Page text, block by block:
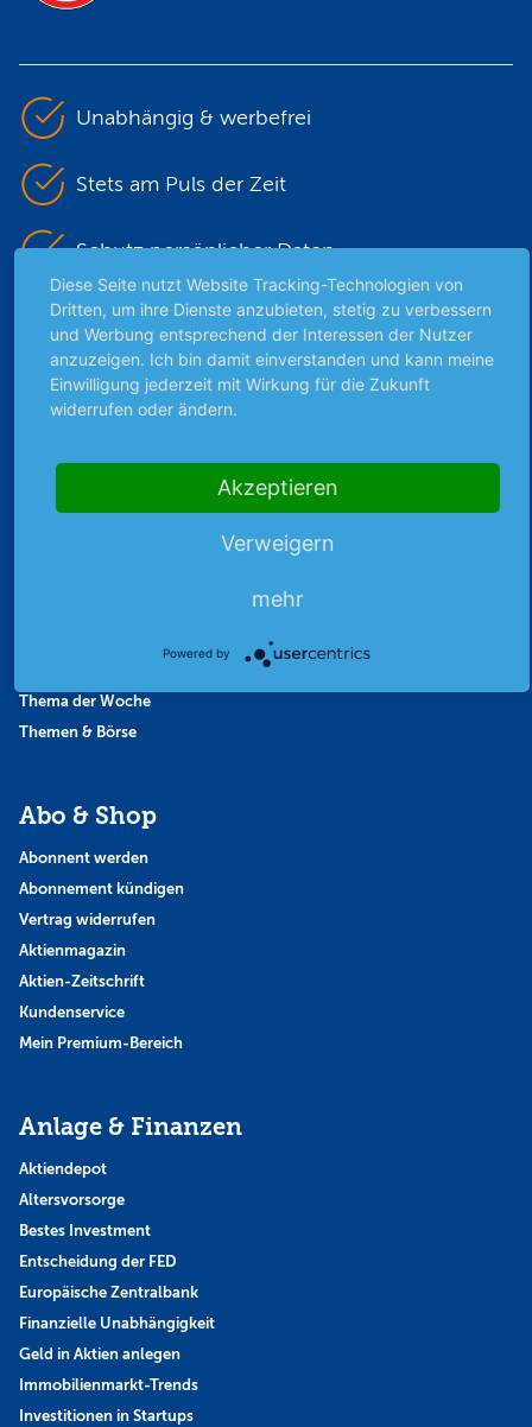
Unabhängig & werbefrei
Stets am Puls der Zeit
Schutz persönlicher Daten
Sicher mit SSL-Verschlüsselung
Highlights
Börsengerüchte
Thema der Woche
Themen & Börse
Abo & Shop
Abonnent werden
Abonnement kündigen
Vertrag widerrufen
Aktienmagazin
Aktien-Zeitschrift
Kundenservice
Mein Premium-Bereich
Anlage & Finanzen
Aktiendepot
Altersvorsorge
Bestes Investment
Entscheidung der FED
Europäische Zentralbank
Finanzielle Unabhängigkeit
Geld in Aktien anlegen
Immobilienmarkt-Trends
Investitionen in Startups
Diese Seite nutzt Website Tracking-Technologien von
Dritten, um ihre Dienste anzubieten, stetig zu verbessern
und Werbung entsprechend der Interessen der Nutzer
anzuzeigen. Ich bin damit einverstanden und kann meine
Einwilligung jederzeit mit Wirkung für die Zukunft
widerrufen oder ändern.
Akzeptieren
Verweigern
mehr
Powered by